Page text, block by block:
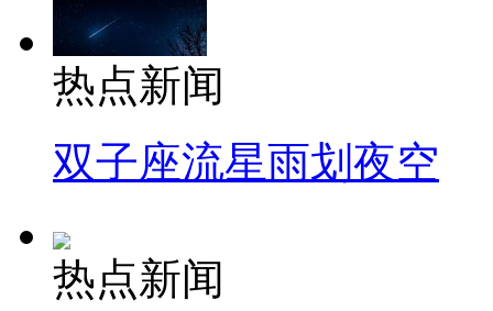
热点新闻
双子座流星雨划夜空
热点新闻